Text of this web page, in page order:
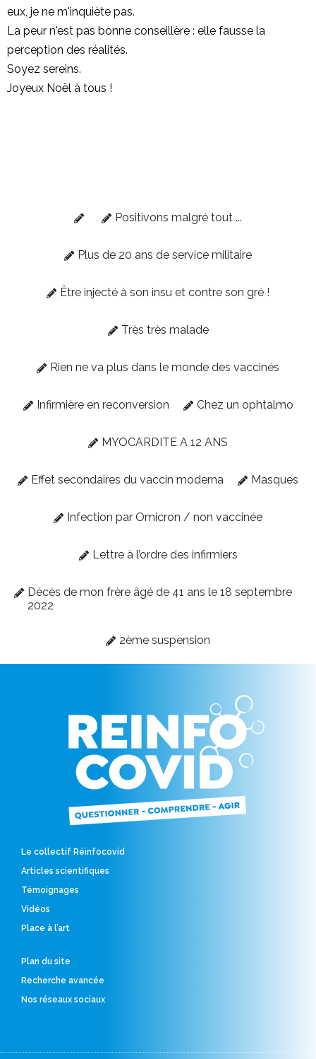
eux, je ne m'inquiète pas.
La peur n'est pas bonne conseillère : elle fausse la
perception des réalités.
Soyez sereins.
Joyeux Noël à tous !
Positivons malgré tout ...
Plus de 20 ans de service militaire
Être injecté à son insu et contre son gré !
Très très malade
Rien ne va plus dans le monde des vaccinés
Infirmière en reconversion Chez un ophtalmo
MYOCARDITE A 12 ANS
Effet secondaires du vaccin moderna Masques
Infection par Omicron / non vaccinée
Lettre à l’ordre des infirmiers
Décès de mon frère âgé de 41 ans le 18 septembre
2022
2ème suspension
Le collectif Réinfocovid
Articles scientifiques
Témoignages
Vidéos
Place à l’art
Plan du site
Recherche avancée
Nos réseaux sociaux